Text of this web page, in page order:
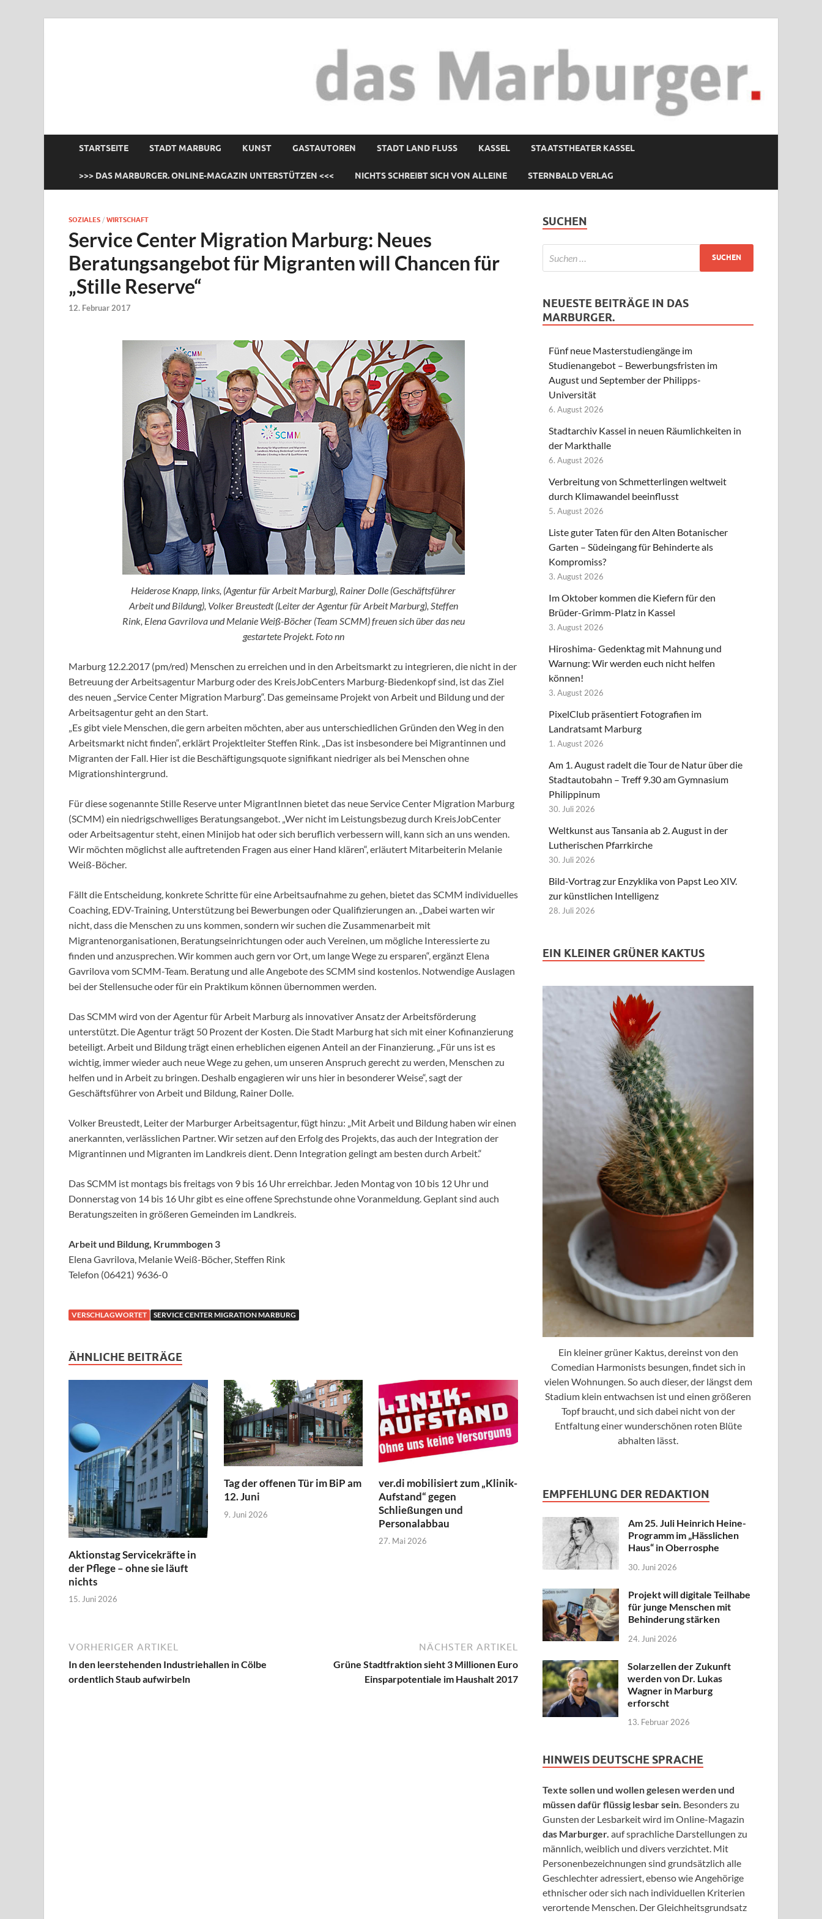
STARTSEITE STADT MARBURG KUNST GASTAUTOREN STADT LAND FLUSS KASSEL STAATSTHEATER KASSEL
>>> DAS MARBURGER. ONLINE-MAGAZIN UNTERSTÜTZEN <<< NICHTS SCHREIBT SICH VON ALLEINE STERNBALD VERLAG
SOZIALES / WIRTSCHAFT
Service Center Migration Marburg: Neues
Beratungsangebot für Migranten will Chancen für
„Stille Reserve“
12. Februar 2017
Heiderose Knapp, links, (Agentur für Arbeit Marburg), Rainer Dolle (Geschäftsführer
Arbeit und Bildung), Volker Breustedt (Leiter der Agentur für Arbeit Marburg), Steffen
Rink, Elena Gavrilova und Melanie Weiß-Böcher (Team SCMM) freuen sich über das neu
gestartete Projekt. Foto nn
Marburg 12.2.2017 (pm/red) Menschen zu erreichen und in den Arbeitsmarkt zu integrieren, die nicht in der
Betreuung der Arbeitsagentur Marburg oder des KreisJobCenters Marburg-Biedenkopf sind, ist das Ziel
des neuen „Service Center Migration Marburg“. Das gemeinsame Projekt von Arbeit und Bildung und der
Arbeitsagentur geht an den Start.
„Es gibt viele Menschen, die gern arbeiten möchten, aber aus unterschiedlichen Gründen den Weg in den
Arbeitsmarkt nicht finden“, erklärt Projektleiter Steffen Rink. „Das ist insbesondere bei Migrantinnen und
Migranten der Fall. Hier ist die Beschäftigungsquote signifikant niedriger als bei Menschen ohne
Migrationshintergrund.
Für diese sogenannte Stille Reserve unter MigrantInnen bietet das neue Service Center Migration Marburg
(SCMM) ein niedrigschwelliges Beratungsangebot. „Wer nicht im Leistungsbezug durch KreisJobCenter
oder Arbeitsagentur steht, einen Minijob hat oder sich beruflich verbessern will, kann sich an uns wenden.
Wir möchten möglichst alle auftretenden Fragen aus einer Hand klären“, erläutert Mitarbeiterin Melanie
Weiß-Böcher.
Fällt die Entscheidung, konkrete Schritte für eine Arbeitsaufnahme zu gehen, bietet das SCMM individuelles
Coaching, EDV-Training, Unterstützung bei Bewerbungen oder Qualifizierungen an. „Dabei warten wir
nicht, dass die Menschen zu uns kommen, sondern wir suchen die Zusammenarbeit mit
Migrantenorganisationen, Beratungseinrichtungen oder auch Vereinen, um mögliche Interessierte zu
finden und anzusprechen. Wir kommen auch gern vor Ort, um lange Wege zu ersparen“, ergänzt Elena
Gavrilova vom SCMM-Team. Beratung und alle Angebote des SCMM sind kostenlos. Notwendige Auslagen
bei der Stellensuche oder für ein Praktikum können übernommen werden.
Das SCMM wird von der Agentur für Arbeit Marburg als innovativer Ansatz der Arbeitsförderung
unterstützt. Die Agentur trägt 50 Prozent der Kosten. Die Stadt Marburg hat sich mit einer Kofinanzierung
beteiligt. Arbeit und Bildung trägt einen erheblichen eigenen Anteil an der Finanzierung. „Für uns ist es
wichtig, immer wieder auch neue Wege zu gehen, um unseren Anspruch gerecht zu werden, Menschen zu
helfen und in Arbeit zu bringen. Deshalb engagieren wir uns hier in besonderer Weise“, sagt der
Geschäftsführer von Arbeit und Bildung, Rainer Dolle.
Volker Breustedt, Leiter der Marburger Arbeitsagentur, fügt hinzu: „Mit Arbeit und Bildung haben wir einen
anerkannten, verlässlichen Partner. Wir setzen auf den Erfolg des Projekts, das auch der Integration der
Migrantinnen und Migranten im Landkreis dient. Denn Integration gelingt am besten durch Arbeit.“
Das SCMM ist montags bis freitags von 9 bis 16 Uhr erreichbar. Jeden Montag von 10 bis 12 Uhr und
Donnerstag von 14 bis 16 Uhr gibt es eine offene Sprechstunde ohne Voranmeldung. Geplant sind auch
Beratungszeiten in größeren Gemeinden im Landkreis.
Arbeit und Bildung, Krummbogen 3
Elena Gavrilova, Melanie Weiß-Böcher, Steffen Rink
Telefon (06421) 9636-0
VERSCHLAGWORTET SERVICE CENTER MIGRATION MARBURG
ÄHNLICHE BEITRÄGE
Aktionstag Servicekräfte in
der Pflege – ohne sie läuft
nichts
15. Juni 2026
Tag der offenen Tür im BiP am
12. Juni
9. Juni 2026
ver.di mobilisiert zum „Klinik-
Aufstand“ gegen
Schließungen und
Personalabbau
27. Mai 2026
VORHERIGER ARTIKEL
In den leerstehenden Industriehallen in Cölbe
ordentlich Staub aufwirbeln
NÄCHSTER ARTIKEL
Grüne Stadtfraktion sieht 3 Millionen Euro
Einsparpotentiale im Haushalt 2017
SUCHEN
NEUESTE BEITRÄGE IN DAS
MARBURGER.
Fünf neue Masterstudiengänge im
Studienangebot – Bewerbungsfristen im
August und September der Philipps-
Universität
6. August 2026
Stadtarchiv Kassel in neuen Räumlichkeiten in
der Markthalle
6. August 2026
Verbreitung von Schmetterlingen weltweit
durch Klimawandel beeinflusst
5. August 2026
Liste guter Taten für den Alten Botanischer
Garten – Südeingang für Behinderte als
Kompromiss?
3. August 2026
Im Oktober kommen die Kiefern für den
Brüder-Grimm-Platz in Kassel
3. August 2026
Hiroshima- Gedenktag mit Mahnung und
Warnung: Wir werden euch nicht helfen
können!
3. August 2026
PixelClub präsentiert Fotografien im
Landratsamt Marburg
1. August 2026
Am 1. August radelt die Tour de Natur über die
Stadtautobahn – Treff 9.30 am Gymnasium
Philippinum
30. Juli 2026
Weltkunst aus Tansania ab 2. August in der
Lutherischen Pfarrkirche
30. Juli 2026
Bild-Vortrag zur Enzyklika von Papst Leo XIV.
zur künstlichen Intelligenz
28. Juli 2026
EIN KLEINER GRÜNER KAKTUS
Ein kleiner grüner Kaktus, dereinst von den
Comedian Harmonists besungen, findet sich in
vielen Wohnungen. So auch dieser, der längst dem
Stadium klein entwachsen ist und einen größeren
Topf braucht, und sich dabei nicht von der
Entfaltung einer wunderschönen roten Blüte
abhalten lässt.
EMPFEHLUNG DER REDAKTION
Am 25. Juli Heinrich Heine-
Programm im „Hässlichen
Haus“ in Oberrosphe
30. Juni 2026
Projekt will digitale Teilhabe
für junge Menschen mit
Behinderung stärken
24. Juni 2026
Solarzellen der Zukunft
werden von Dr. Lukas
Wagner in Marburg
erforscht
13. Februar 2026
HINWEIS DEUTSCHE SPRACHE
Texte sollen und wollen gelesen werden und
müssen dafür flüssig lesbar sein. Besonders zu
Gunsten der Lesbarkeit wird im Online-Magazin
das Marburger. auf sprachliche Darstellungen zu
männlich, weiblich und divers verzichtet. Mit
Personenbezeichnungen sind grundsätzlich alle
Geschlechter adressiert, ebenso wie Angehörige
ethnischer oder sich nach individuellen Kriterien
verortende Menschen. Der Gleichheitsgrundsatz